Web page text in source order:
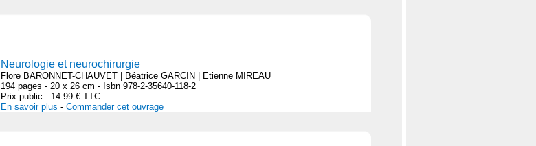
Neurologie et neurochirurgie
Flore BARONNET-CHAUVET | Béatrice GARCIN | Etienne MIREAU
194 pages - 20 x 26 cm - Isbn 978-2-35640-118-2
Prix public : 14.99 € TTC
En savoir plus - Commander cet ouvrage